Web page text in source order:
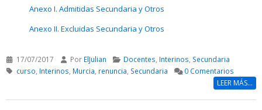
Anexo I. Admitidas Secundaria y Otros
Anexo II. Excluidas Secundaria y Otros
17/07/2017 Por ElJulian Docentes Interinos Secundaria
curso Interinos Murcia renuncia Secundaria 0 Comentarios
LEER MÁS...